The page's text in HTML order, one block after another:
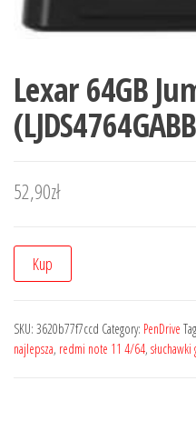
Lexar 64GB
52,90zł
Kup
SKU: 3620b77f7ccd Category: PenDrive
najlepsza, redmi note 11 4/64,